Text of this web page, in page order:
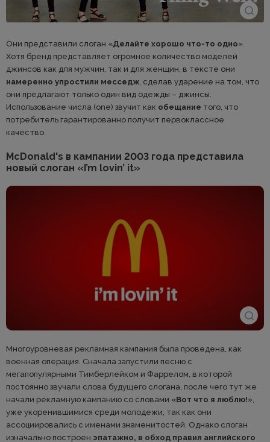
Они представили слоган «Делайте хорошо что-то одно».
Хотя бренд представляет огромное количество моделей
джинсов как для мужчин, так и для женщин, в тексте они
намеренно упростили месседж , сделав ударение на том, что
они предлагают только один вид одежды – джинсы.
Использование числа (one) звучит как обещание того, что
потребитель гарантированно получит первоклассное
качество.
McDonald's в кампании 2003 года представила
новый слоган «I’m lovin’ it»
Многоуровневая рекламная кампания была проведена, как
военная операция. Сначала запустили песню c
мегапопулярными Тимберлейком и Фаррелом, в которой
постоянно звучали слова будущего слогана, после чего тут же
начали рекламную кампанию со словами «Вот что я люблю!»,
уже укоренившимися среди молодежи, так как они
ассоциировались с именами знаменитостей. Однако слоган
изначально построен эпатажно, в обход правил английского